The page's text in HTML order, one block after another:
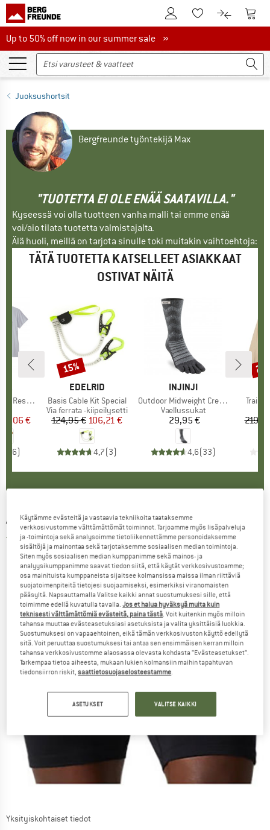
Tästä asiakastililleTästä toivelistalle.
Tästä
Up to 50% off now in our summer sale
Up to 50% off now in our summer sale »
Juoksushortsit
Bergfreunde työntekijä Max
"TUOTETTA EI OLE ENÄÄ SAATAVILLA."
Kyseessä voi olla tuotteen vanha malli tai emme enää
voi/aio tilata tuotetta valmistajalta.
Älä huoli, meillä on tarjota sinulle toki muitakin vaihtoehtoja:
TÄTÄ TUOTETTA KATSELLEET ASIAKKAAT
OSTIVAT NÄITÄ
Tee
hinta
35,06 €
6)
MERKKI
EDELRID
Tuote
Basis Cable Kit Special
Tuoteryhmä
Via ferrata -kiipeilysetti
Hinta
124,95 € Alennettu hinta
106,21 €
4,7(3)
Alennus
15%
MERKKI
INJINJI
Tuote
Outdoor Midweight Crew Wool
Tuoteryhmä
Vaellussukat
Hinta
29,95 €
4,6(33)
Tuote
Trail
ASICS - Core Sprinter - Juoksutrikoot
2,0(1)
Yksityiskohtaiset tiedot
Käytämme evästeitä ja vastaavia tekniikoita taataksemme
verkkosivustomme välttämättömät toiminnot. Tarjoamme myös lisäpalveluja
ja -toimintoja sekä analysoimme tietoliikennettämme personoidaksemme
sisältöjä ja mainontaa sekä tarjotaksemme sosiaalisen median toimintoja.
Siten myös sosiaalisen median kumppanimme sekä mainos- ja
analyysikumppanimme saavat tiedon siitä, että käytät verkkosivustoamme;
osa mainituista kumppaneista sijaitsee kolmansissa maissa ilman riittäviä
suojatoimenpiteitä tietojesi suojaamiseksi, esimerkiksi viranomaisten
pääsyltä. Napsauttamalla Valitse kaikki annat suostumuksesi sille, että
toimimme edellä kuvatulla tavalla.Jos et halua hyväksyä muita kuin
teknisesti välttämättömiä evästeitä, paina tästä . Voit kuitenkin myös milloin
tahansa muuttaa evästeasetuksiasi asetuksista ja valita yksittäisiä luokkia.
Suostumuksesi on vapaaehtoinen, eikä tämän verkkosivuston käyttö edellytä
sitä. Voit peruuttaa suostumuksesi tai antaa sen ensimmäisen kerran milloin
tahansa verkkosivustomme alaosassa olevasta kohdasta ”Evästeasetukset”.
Tarkempaa tietoa aiheesta, mukaan lukien kolmansiin maihin tapahtuvan
tiedonsiirron riskit,saattietosuojaselosteestamme
ASETUKSET VALITSE KAIKKI